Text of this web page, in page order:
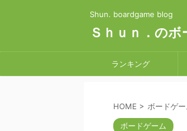
Shun. boardgame blog
Ｓｈｕｎ．の
ランキング
HOME > ボードゲー
ボードゲーム